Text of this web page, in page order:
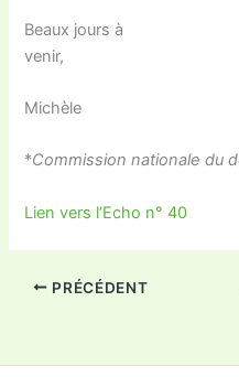
Beaux jours à
venir,
Michèle
*Commission nationale du
Lien vers l’Echo n° 40
PRÉCÉDENT